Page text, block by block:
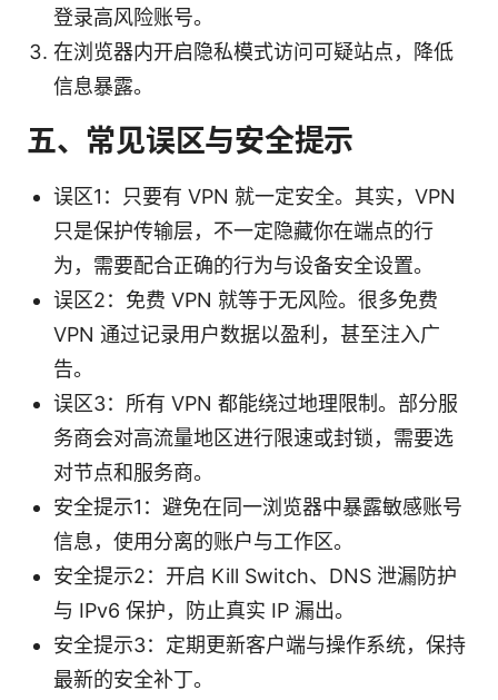
登录高风险账号。
在浏览器内开启隐私模式访问可疑站点，降低
信息暴露。
五、常见误区与安全提示
误区1：只要有 VPN 就一定安全。其实，VPN
只是保护传输层，不一定隐藏你在端点的行
为，需要配合正确的行为与设备安全设置。
误区2：免费 VPN 就等于无风险。很多免费
VPN 通过记录用户数据以盈利，甚至注入广
告。
误区3：所有 VPN 都能绕过地理限制。部分服
务商会对高流量地区进行限速或封锁，需要选
对节点和服务商。
安全提示1：避免在同一浏览器中暴露敏感账号
信息，使用分离的账户与工作区。
安全提示2：开启 Kill Switch、DNS 泄漏防护
与 IPv6 保护，防止真实 IP 漏出。
安全提示3：定期更新客户端与操作系统，保持
最新的安全补丁。